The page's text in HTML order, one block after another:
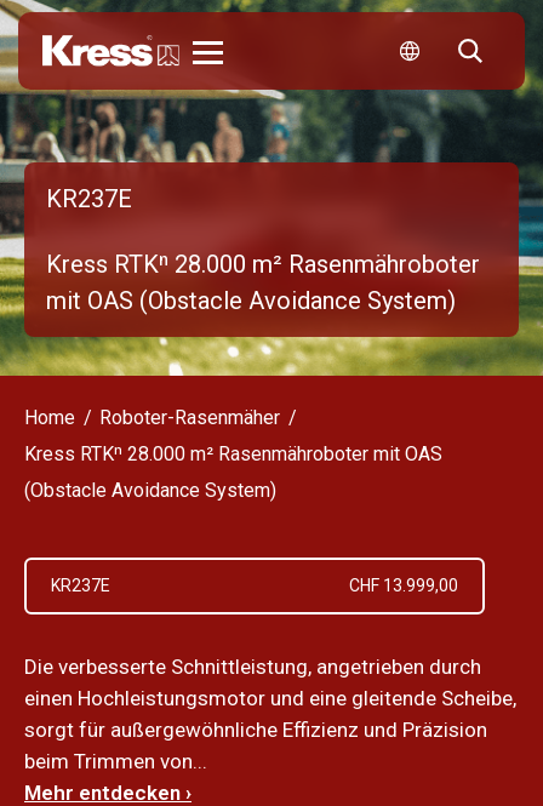
KR237E
Kress RTKⁿ 28.000 m² Rasenmähroboter
mit OAS (Obstacle Avoidance System)
Home
Roboter-Rasenmäher
Kress RTKⁿ 28.000 m² Rasenmähroboter mit OAS
(Obstacle Avoidance System)
KR237E CHF 13.999,00
Die verbesserte Schnittleistung, angetrieben durch
einen Hochleistungsmotor und eine gleitende Scheibe,
sorgt für außergewöhnliche Effizienz und Präzision
beim Trimmen von...
Mehr entdecken ›